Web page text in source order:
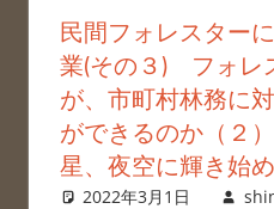
民間フォレスター
業(その３) フォレ
が、市町村林務に
ができるのか（２
星、夜空に輝き始
2022年3月1日